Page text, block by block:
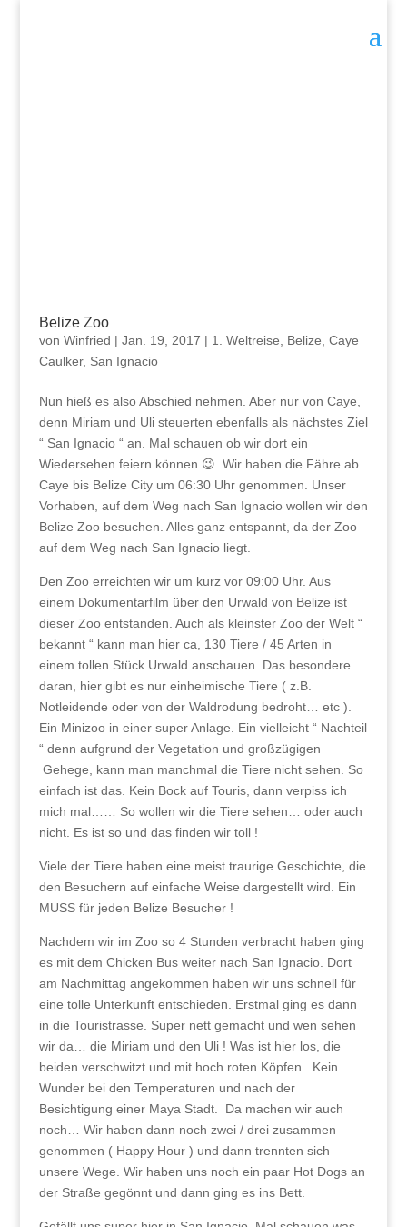
Belize Zoo
von Winfried | Jan. 19, 2017 | 1. Weltreise Belize Caye
Caulker, San Ignacio
Nun hieß es also Abschied nehmen. Aber nur von Caye,
denn Miriam und Uli steuerten ebenfalls als nächstes Ziel
“ San Ignacio “ an. Mal schauen ob wir dort ein
Wiedersehen feiern können 😉 Wir haben die Fähre ab
Caye bis Belize City um 06:30 Uhr genommen. Unser
Vorhaben, auf dem Weg nach San Ignacio wollen wir den
Belize Zoo besuchen. Alles ganz entspannt, da der Zoo
auf dem Weg nach San Ignacio liegt.
Den Zoo erreichten wir um kurz vor 09:00 Uhr. Aus
einem Dokumentarfilm über den Urwald von Belize ist
dieser Zoo entstanden. Auch als kleinster Zoo der Welt “
bekannt “ kann man hier ca, 130 Tiere / 45 Arten in
einem tollen Stück Urwald anschauen. Das besondere
daran, hier gibt es nur einheimische Tiere ( z.B.
Notleidende oder von der Waldrodung bedroht… etc ).
Ein Minizoo in einer super Anlage. Ein vielleicht “ Nachteil
“ denn aufgrund der Vegetation und großzügigen
Gehege, kann man manchmal die Tiere nicht sehen. So
einfach ist das. Kein Bock auf Touris, dann verpiss ich
mich mal…… So wollen wir die Tiere sehen… oder auch
nicht. Es ist so und das finden wir toll !
Viele der Tiere haben eine meist traurige Geschichte, die
den Besuchern auf einfache Weise dargestellt wird. Ein
MUSS für jeden Belize Besucher !
Nachdem wir im Zoo so 4 Stunden verbracht haben ging
es mit dem Chicken Bus weiter nach San Ignacio. Dort
am Nachmittag angekommen haben wir uns schnell für
eine tolle Unterkunft entschieden. Erstmal ging es dann
in die Touristrasse. Super nett gemacht und wen sehen
wir da… die Miriam und den Uli ! Was ist hier los, die
beiden verschwitzt und mit hoch roten Köpfen. Kein
Wunder bei den Temperaturen und nach der
Besichtigung einer Maya Stadt. Da machen wir auch
noch… Wir haben dann noch zwei / drei zusammen
genommen ( Happy Hour ) und dann trennten sich
unsere Wege. Wir haben uns noch ein paar Hot Dogs an
der Straße gegönnt und dann ging es ins Bett.